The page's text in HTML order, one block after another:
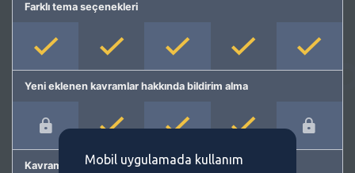
Farklı tema seçenekleri
Yeni eklenen kavramlar hakkında bildirim alma
Kavram önermeMobil uygulamada kullanım